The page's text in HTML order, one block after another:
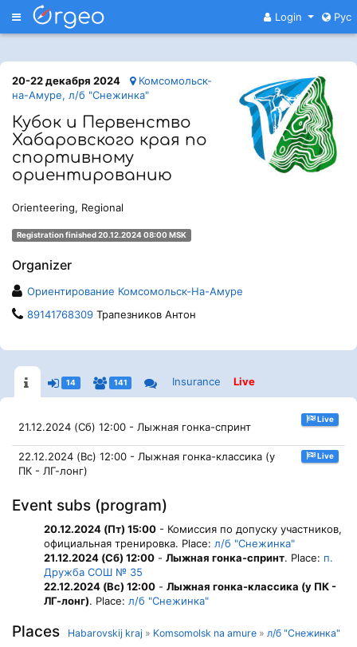
Меню Login Рус
20-22 декабря 2024
Комсомольск-
на-Амуре, л/б "Снежинка"
Кубок и Первенство
Хабаровского края по
спортивному
ориентированию
Orienteering, Regional
Registration finished 20.12.2024 08:00 MSK
Organizer
Ориентирование Комсомольск-На-Амуре
89141768309 Трапезников Антон
14 141 Insurance Live
21.12.2024 (Сб) 12:00 - Лыжная гонка-спринт
Live
22.12.2024 (Вс) 12:00 - Лыжная гонка-классика (у
ПК - ЛГ-лонг)
Live
Event subs (program)
20.12.2024 (Пт) 15:00 - Комиссия по допуску участников,
официальная тренировка. Place: л/б "Снежинка"
21.12.2024 (Сб) 12:00 - Лыжная гонка-спринт. Place: п.
Дружба СОШ № 35
22.12.2024 (Вс) 12:00 - Лыжная гонка-классика (у ПК -
ЛГ-лонг). Place: л/б "Снежинка"
Places Habarovskij kraj » Komsomolsk na amure » л/б "Снежинка"